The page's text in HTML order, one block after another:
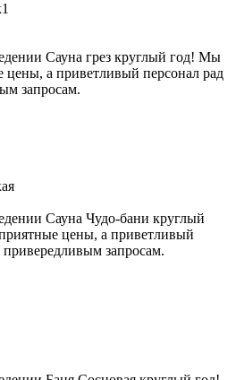
Сауна грез круглый год! Мы
а приветливый персонал рад
запросам.
Сауна Чудо-бани круглый
цены, а приветливый
запросам.